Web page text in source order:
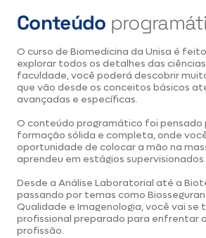
Conteúdo
O curso de Biomedicina da Unisa é
explorar todos os detalhes das
faculdade, você poderá descobrir
que vão desde os conceitos básicos
avançadas e específicas.
O conteúdo programático foi pensado
formação sólida e completa, onde
oportunidade de colocar a mão na
aprendeu em estágios supervisionados.
Desde a Análise Laboratorial até a
passando por temas como
Qualidade e Imagenologia, você vai se
profissional preparado para enfrentar
profissão.